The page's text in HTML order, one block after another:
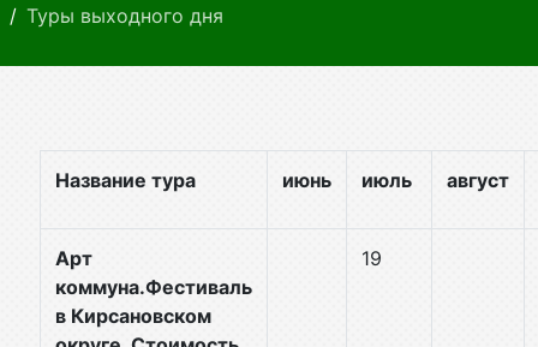
Туры выходного дня
Название тура июнь июль август
Арт
коммуна.Фестиваль
в Кирсановском
19